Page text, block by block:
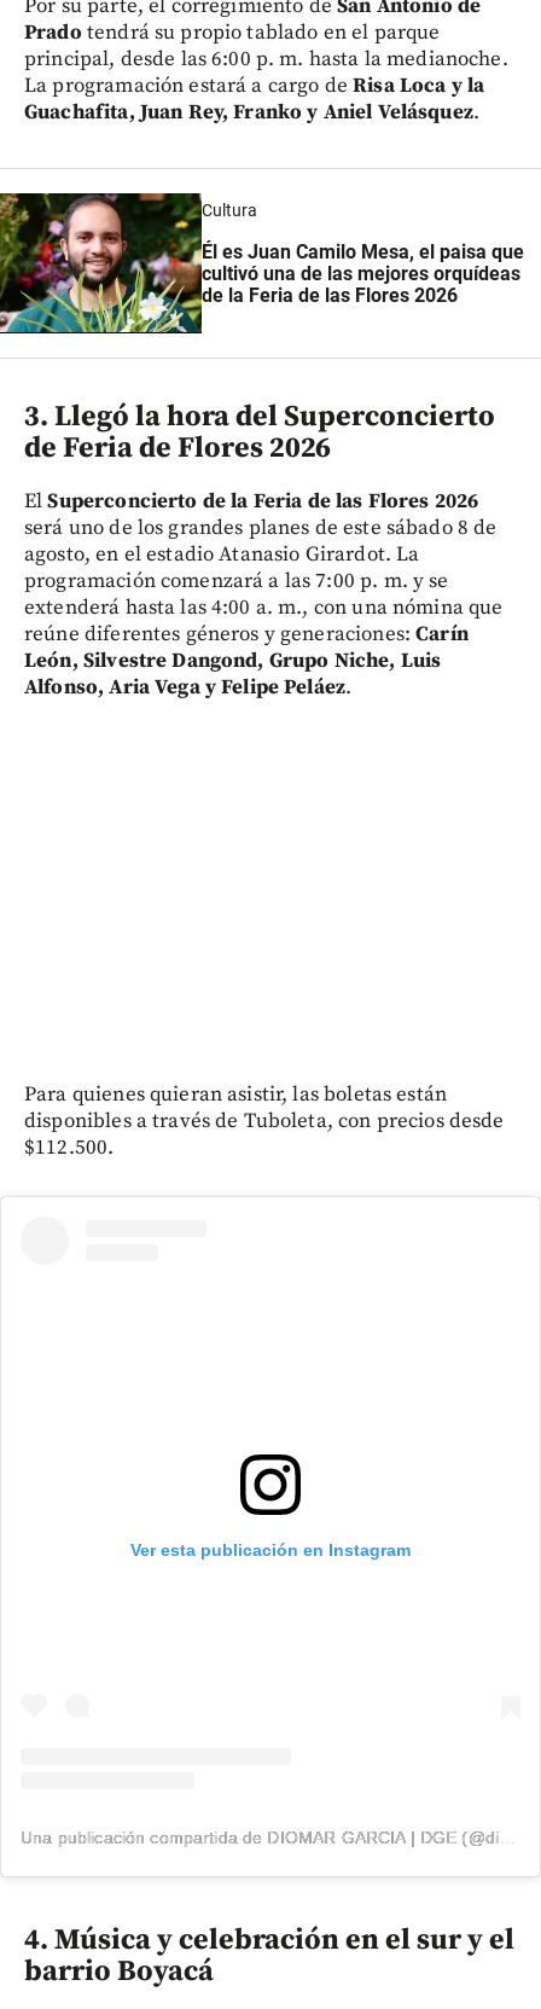
Por su parte, el corregimiento deSan Antonio de
Prado tendrá su propio tablado en el parque
principal, desde las 6:00 p. m. hasta la medianoche.
La programación estará a cargo deRisa Loca y la
Guachafita, Juan Rey, Franko y Aniel Velásquez.
Cultura
Él es Juan Camilo Mesa, el paisa que
cultivó una de las mejores orquídeas
de la Feria de las Flores 2026
3. Llegó la hora del Superconcierto
de Feria de Flores 2026
ElSuperconcierto de la Feria de las Flores 2026
será uno de los grandes planes de este sábado 8 de
agosto, en el estadio Atanasio Girardot. La
programación comenzará a las 7:00 p. m. y se
extenderá hasta las 4:00 a. m., con una nómina que
reúne diferentes géneros y generaciones:Carín
León, Silvestre Dangond, Grupo Niche, Luis
Alfonso, Aria Vega y Felipe Peláez.
Para quienes quieran asistir, las boletas están
disponibles a través de Tuboleta, con precios desde
$112.500.
Ver esta publicación en Instagram
4. Música y celebración en el sur y el
barrio Boyacá